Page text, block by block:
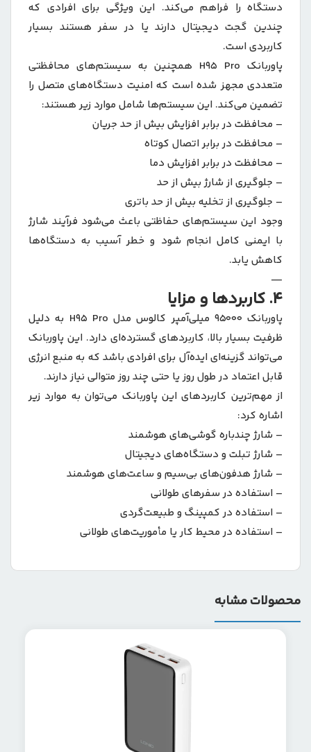
دستگاه را فراهم می‌کند. این ویژگی برای افرادی که
چندین گجت دیجیتال دارند یا در سفر هستند بسیار
کاربردی است.
پاوربانک H95 Pro همچنین به سیستم‌های محافظتی
متعددی مجهز شده است که امنیت دستگاه‌های متصل را
تضمین می‌کند. این سیستم‌ها شامل موارد زیر هستند:
– محافظت در برابر افزایش بیش از حد جریان
– محافظت در برابر اتصال کوتاه
– محافظت در برابر افزایش دما
– جلوگیری از شارژ بیش از حد
– جلوگیری از تخلیه بیش از حد باتری
وجود این سیستم‌های حفاظتی باعث می‌شود فرآیند شارژ
با ایمنی کامل انجام شود و خطر آسیب به دستگاه‌ها
کاهش یابد.
—
4. کاربردها و مزایا
پاوربانک 95000 میلی‌آمپر کالوس مدل H95 Pro به دلیل
ظرفیت بسیار بالا، کاربردهای گسترده‌ای دارد. این پاوربانک
می‌تواند گزینه‌ای ایده‌آل برای افرادی باشد که به منبع انرژی
قابل اعتماد در طول روز یا حتی چند روز متوالی نیاز دارند.
از مهم‌ترین کاربردهای این پاوربانک می‌توان به موارد زیر
اشاره کرد:
– شارژ چندباره گوشی‌های هوشمند
– شارژ تبلت و دستگاه‌های دیجیتال
– شارژ هدفون‌های بی‌سیم و ساعت‌های هوشمند
– استفاده در سفرهای طولانی
– استفاده در کمپینگ و طبیعت‌گردی
– استفاده در محیط کار یا مأموریت‌های طولانی
محصولات مشابه